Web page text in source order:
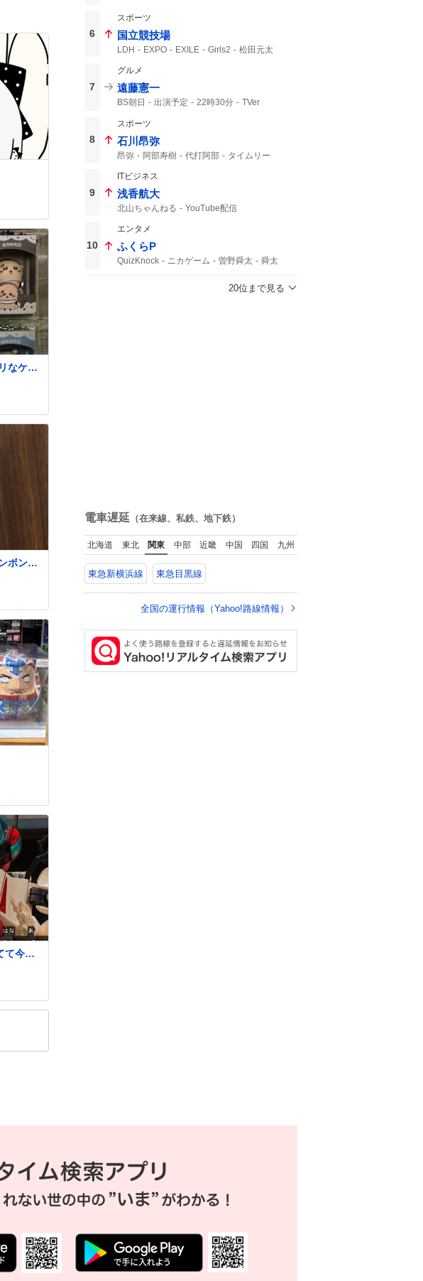
なケー
ボンド
ち
て今こ
6
スポーツ
国立競技場
LDH EXPO EXILE Girls2 松田元太
7
グルメ
遠藤憲一
BS朝日 出演予定 22時30分
TVer
8
スポーツ
石川昂弥
昂弥 阿部寿樹 代打阿部
タイムリー
9
ITビジネス
浅香航大
北山ちゃんねる YouTube配信
10
エンタメ
ふくらP
QuizKnock ニカゲーム 曽野舜太
舜太
20位まで見る
電車遅延 （在来線、私鉄、地下鉄）
北海道 東北 関東 中部 近畿 中国 四国 九州
東急新横浜線 東急目黒線
全国の運行情報（Yahoo!路線情報）